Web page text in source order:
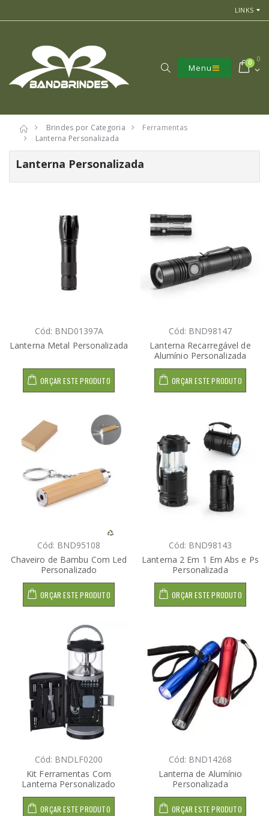
LINKS
Menu
0
0
Brindes por Categoria
Ferramentas
Lanterna Personalizada
Lanterna Personalizada
Cód: BND01397A
Lanterna Metal Personalizada
ORÇAR ESTE PRODUTO
Cód: BND98147
Lanterna Recarregável de
Alumínio Personalizada
ORÇAR ESTE PRODUTO
Cód: BND95108
Chaveiro de Bambu Com Led
Personalizado
ORÇAR ESTE PRODUTO
Cód: BND98143
Lanterna 2 Em 1 Em Abs e Ps
Personalizada
ORÇAR ESTE PRODUTO
Cód: BNDLF0200
Kit Ferramentas Com
Lanterna Personalizado
ORÇAR ESTE PRODUTO
Cód: BND14268
Lanterna de Alumínio
Personalizada
ORÇAR ESTE PRODUTO